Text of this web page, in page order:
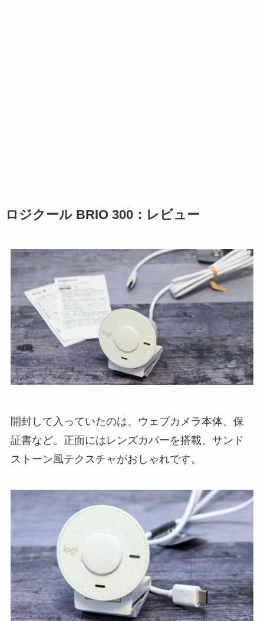
ロジクール BRIO 300：レビュー
開封して入っていたのは、ウェブカメラ本体、保
証書など。正面にはレンズカバーを搭載、サンド
ストーン風テクスチャがおしゃれです。